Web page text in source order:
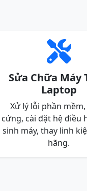
Sửa Chữa Máy
Laptop
Xử lý lỗi phần
cứng, cài đặt hệ điều
sinh máy, thay linh
hãng.